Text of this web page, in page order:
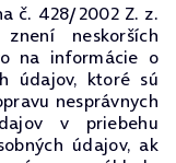
č. 428/2002 Z. z.
neskorších
na informácie o
údajov, ktoré sú
nesprávnych
v priebehu
údajov, ak